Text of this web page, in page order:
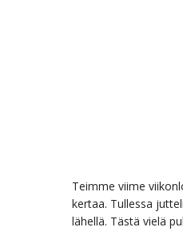
Teimme viime
kertaa. Tullessa
lähellä. Tästä vielä